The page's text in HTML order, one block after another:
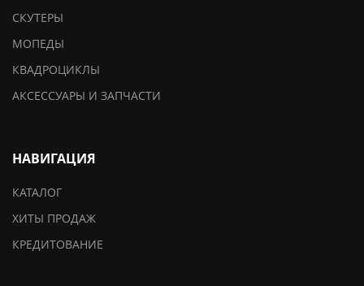
СКУТЕРЫ
МОПЕДЫ
КВАДРОЦИКЛЫ
АКСЕССУАРЫ И ЗАПЧАСТИ
НАВИГАЦИЯ
КАТАЛОГ
ХИТЫ ПРОДАЖ
КРЕДИТОВАНИЕ